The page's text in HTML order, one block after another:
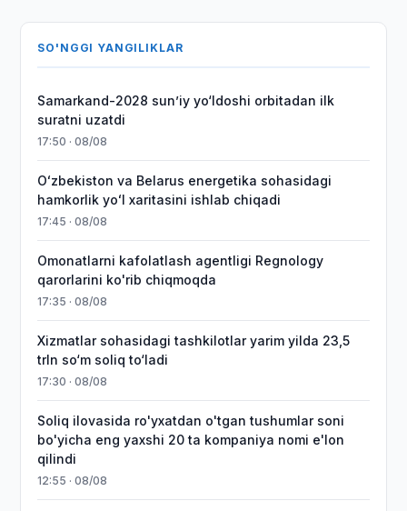
SO'NGGI YANGILIKLAR
Samarkand-2028 sunʼiy yo‘ldoshi orbitadan ilk
suratni uzatdi
17:50 · 08/08
Oʻzbekiston va Belarus energetika sohasidagi
hamkorlik yoʻl xaritasini ishlab chiqadi
17:45 · 08/08
Omonatlarni kafolatlash agentligi Regnology
qarorlarini ko'rib chiqmoqda
17:35 · 08/08
Xizmatlar sohasidagi tashkilotlar yarim yilda 23,5
trln so‘m soliq to‘ladi
17:30 · 08/08
Soliq ilovasida ro'yxatdan o'tgan tushumlar soni
bo'yicha eng yaxshi 20 ta kompaniya nomi e'lon
qilindi
12:55 · 08/08